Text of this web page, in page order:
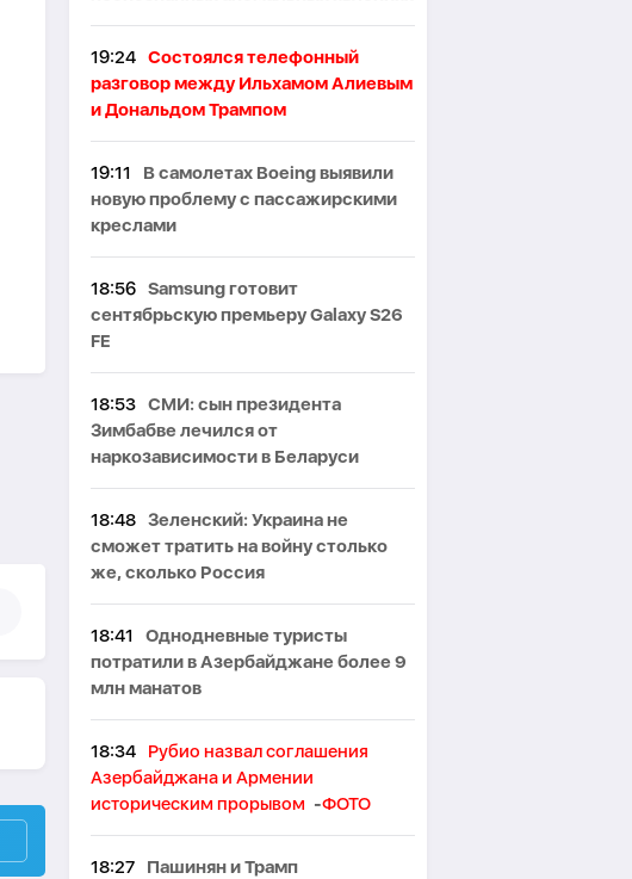
19:24 Состоялся телефонный
разговор между Ильхамом Алиевым
и Дональдом Трампом
19:11
В самолетах Boeing выявили
новую проблему с пассажирскими
креслами
18:56 Samsung готовит
сентябрьскую премьеру Galaxy S26
FE
18:53 СМИ: сын президента
Зимбабве лечился от
наркозависимости в Беларуси
18:48 Зеленский: Украина не
сможет тратить на войну столько
же, сколько Россия
18:41
Однодневные туристы
потратили в Азербайджане более 9
млн манатов
18:34
Рубио назвал соглашения
Азербайджана и Армении
историческим прорывом -ФОТО
18:27
Пашинян и Трамп